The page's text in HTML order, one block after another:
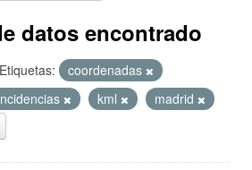
datos encontrado
Etiquetas:
coordenadas
kml
madrid